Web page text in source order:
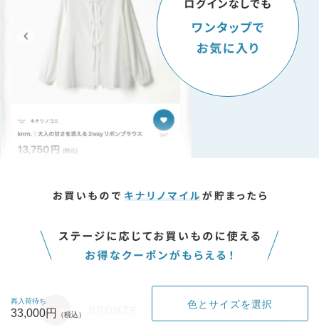
再入荷待ち
33,000円
色とサイズを選択